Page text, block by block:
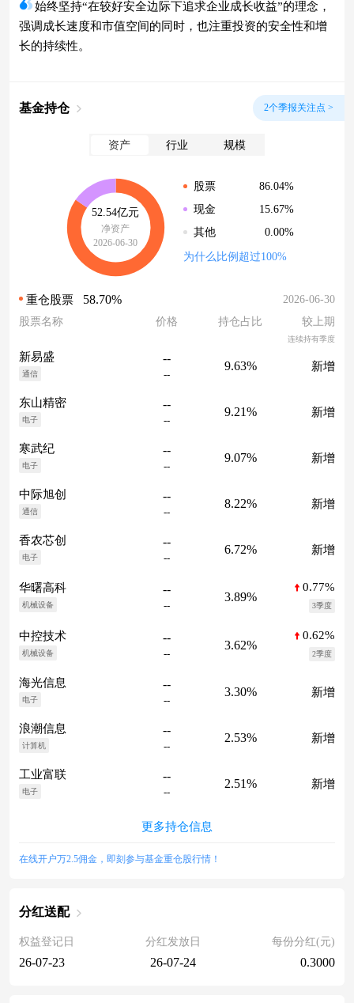
始终坚持“在较好安全边际下追求企业成长收益”的理念，
强调成长速度和市值空间的同时，也注重投资的安全性和增
长的持续性。
基金持仓 2个季报关注点 >
资产 行业 规模
52.54亿元
净资产
2026-06-30
股票
86.04%
现金
15.67%
其他
0.00%
为什么比例超过100%
重仓股票 58.70%
2026-06-30
股票名称
价格 持仓占比 较上期
连续持有季度
新易盛
通信
--
--
9.63% 新增
东山精密
电子
--
--
9.21% 新增
寒武纪
电子
--
--
9.07% 新增
中际旭创
通信
--
--
8.22% 新增
香农芯创
电子
--
--
6.72% 新增
华曙高科
机械设备
--
--
3.89%
0.77%
3季度
中控技术
机械设备
--
--
3.62%
0.62%
2季度
海光信息
电子
--
--
3.30% 新增
浪潮信息
计算机
--
--
2.53% 新增
工业富联
电子
--
--
2.51% 新增
更多持仓信息
在线开户万2.5佣金，即刻参与基金重仓股行情！
分红送配
权益登记日
26-07-23
分红发放日
26-07-24
每份分红(元)
0.3000